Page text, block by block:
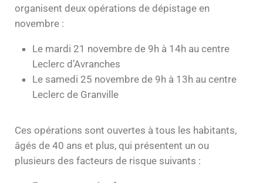
organisent deux opérations de dépistage en
novembre :
Le mardi 21 novembre de 9h à 14h au centre
Leclerc d’Avranches
Le samedi 25 novembre de 9h à 13h au centre
Leclerc de Granville
Ces opérations sont ouvertes à tous les habitants,
âgés de 40 ans et plus, qui présentent un ou
plusieurs des facteurs de risque suivants :